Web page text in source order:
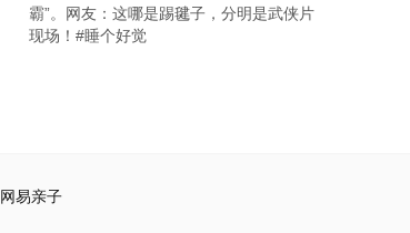
霸”。网友：这哪是踢毽子，分明是武侠片
现场！#睡个好觉
网易亲子